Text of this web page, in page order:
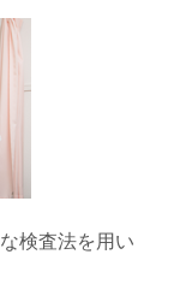
検査法を用い